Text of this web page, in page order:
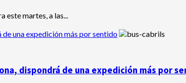
este martes, a las...
una expedición más por sentido
​​dispondrá de una expedición más por